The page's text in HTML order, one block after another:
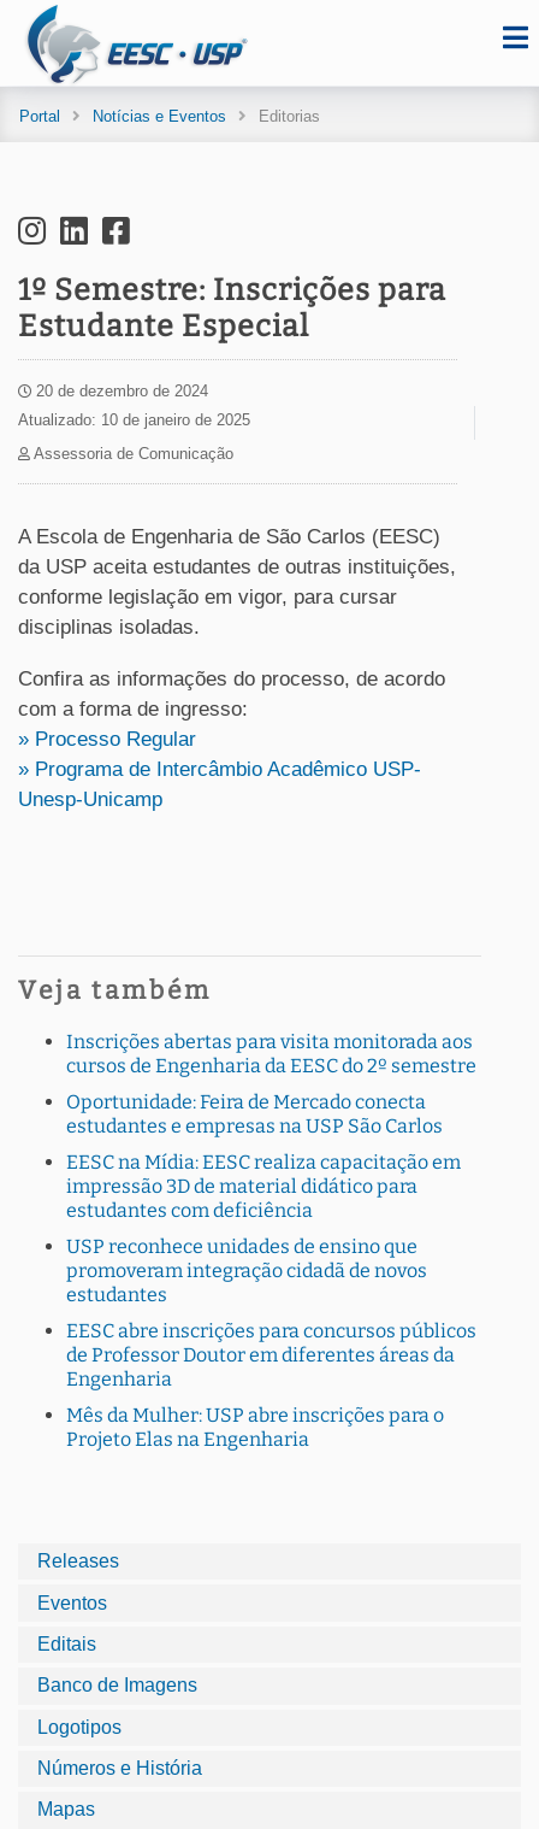
Portal Notícias e Eventos Editorias
1º Semestre: Inscrições para
Estudante Especial
20 de dezembro de 2024
Atualizado: 10 de janeiro de 2025
Assessoria de Comunicação
A Escola de Engenharia de São Carlos (EESC)
da USP aceita estudantes de outras instituições,
conforme legislação em vigor, para cursar
disciplinas isoladas.
Confira as informações do processo, de acordo
com a forma de ingresso:
» Processo Regular
» Programa de Intercâmbio Acadêmico USP-
Unesp-Unicamp
Veja também
Inscrições abertas para visita monitorada aos
cursos de Engenharia da EESC do 2º semestre
Oportunidade: Feira de Mercado conecta
estudantes e empresas na USP São Carlos
EESC na Mídia: EESC realiza capacitação em
impressão 3D de material didático para
estudantes com deficiência
USP reconhece unidades de ensino que
promoveram integração cidadã de novos
estudantes
EESC abre inscrições para concursos públicos
de Professor Doutor em diferentes áreas da
Engenharia
Mês da Mulher: USP abre inscrições para o
Projeto Elas na Engenharia
Releases
Eventos
Editais
Banco de Imagens
Logotipos
Números e História
Mapas